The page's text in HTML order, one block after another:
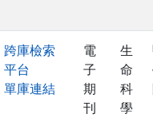
跨庫檢索
平台
單庫連結
電
子
期
刊
生
命
科
學